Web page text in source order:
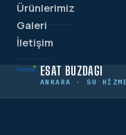
ESAT BUZDAĞI
ANKARA · SU
Ürünlerimiz
Galeri
İletişim